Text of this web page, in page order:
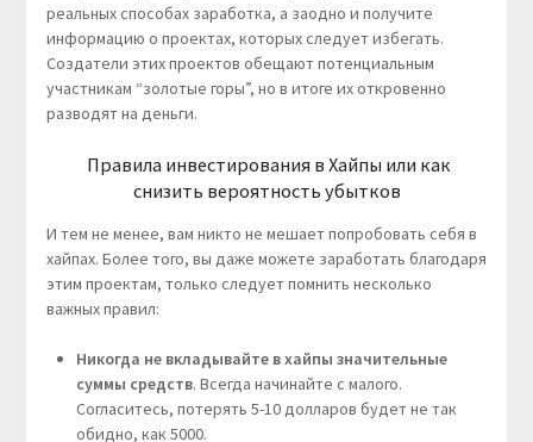
реальных способах заработка, а заодно и получите
информацию о проектах, которых следует избегать.
Создатели этих проектов обещают потенциальным
участникам “золотые горы”, но в итоге их откровенно
разводят на деньги.
Правила инвестирования в Хайпы или как
снизить вероятность убытков
И тем не менее, вам никто не мешает попробовать себя в
хайпах. Более того, вы даже можете заработать благодаря
этим проектам, только следует помнить несколько
важных правил:
Никогда не вкладывайте в хайпы значительные
суммы средств. Всегда начинайте с малого.
Согласитесь, потерять 5-10 долларов будет не так
обидно, как 5000.